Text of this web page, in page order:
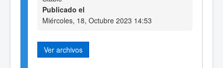
Publicado el
Miércoles, 18, Octubre 2023 14:53
Ver archivos